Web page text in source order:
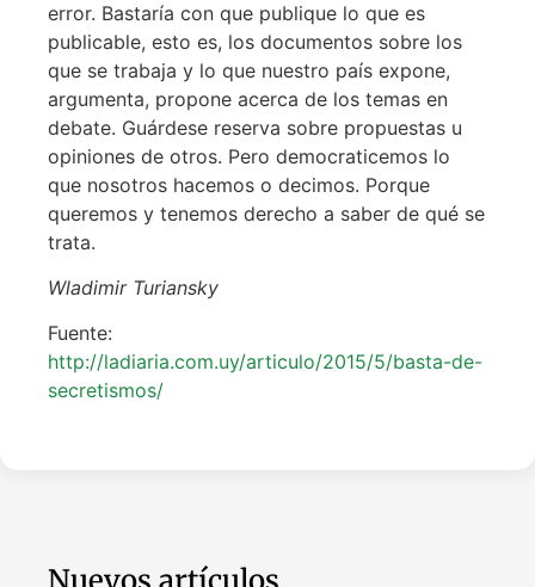
error. Bastaría con que publique lo que es
publicable, esto es, los documentos sobre los
que se trabaja y lo que nuestro país expone,
argumenta, propone acerca de los temas en
debate. Guárdese reserva sobre propuestas u
opiniones de otros. Pero democraticemos lo
que nosotros hacemos o decimos. Porque
queremos y tenemos derecho a saber de qué se
trata.
Wladimir Turiansky
Fuente:
http://ladiaria.com.uy/articulo/2015/5/basta-de-
secretismos/